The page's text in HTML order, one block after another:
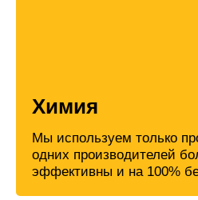
Химия
Мы используем только
одних производителей
эффективны и на 100%